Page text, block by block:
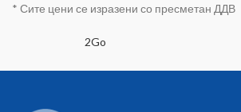
* Сите цени се изразени со пресметан ДДВ
2Go